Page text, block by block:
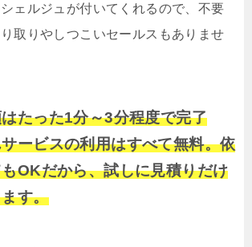
ェルジュが付いてくれるので、不要
取りやしつこいセールスもありませ
たった1分～3分程度で完了
ービスの利用はすべて無料。依
OKだから、試しに見積りだけ
す。